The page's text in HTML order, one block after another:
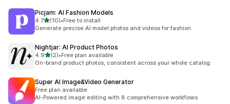
Picjam: AI Fashion Models
4.7เต็ม 5 ดาว
(10)
ทั้งหมด 10 รีวิว
•Free to install
Generate precise AI model photos and videos for fashion.
Nightjar: AI Product Photos
4.9เต็ม 5 ดาว
(2)
ทั้งหมด 2 รีวิว
•Free plan available
On-brand product photos, consistent across your whole catalog.
Super AI Image&Video Generator
Free plan available
AI-Powered image editing with 8 comprehensive workflows